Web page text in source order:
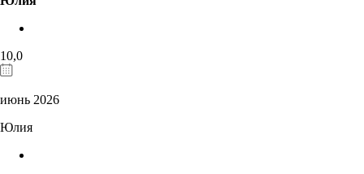
10,0
июнь 2026
Юлия